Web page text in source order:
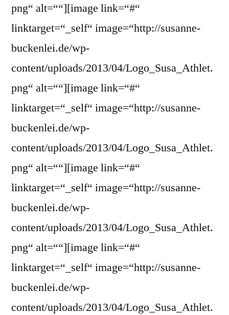
png“ alt=““][image link=“#“
linktarget=“_self“ image=“http://susanne-
buckenlei.de/wp-
content/uploads/2013/04/Logo_Susa_Athlet.
png“ alt=““][image link=“#“
linktarget=“_self“ image=“http://susanne-
buckenlei.de/wp-
content/uploads/2013/04/Logo_Susa_Athlet.
png“ alt=““][image link=“#“
linktarget=“_self“ image=“http://susanne-
buckenlei.de/wp-
content/uploads/2013/04/Logo_Susa_Athlet.
png“ alt=““][image link=“#“
linktarget=“_self“ image=“http://susanne-
buckenlei.de/wp-
content/uploads/2013/04/Logo_Susa_Athlet.